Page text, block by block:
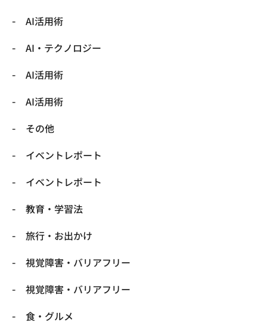
AI活用術
​AI・テクノロジー
​AI活用術
​AI活用術
​その他
​イベントレポート
​イベントレポート
​教育・学習法
​旅行・お出かけ
​視覚障害・バリアフリー
​視覚障害・バリアフリー
​食・グルメ